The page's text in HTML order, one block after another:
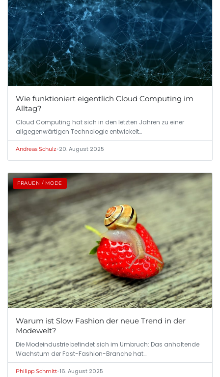
Wie funktioniert eigentlich Cloud Computing im
Alltag?
Cloud Computing hat sich in den letzten Jahren zu einer
allgegenwärtigen Technologie entwickelt…
Andreas Schulz•20. August 2025
FRAUEN / MODE
Warum ist Slow Fashion der neue Trend in der
Modewelt?
Die Modeindustrie befindet sich im Umbruch: Das anhaltende
Wachstum der Fast-Fashion-Branche hat…
Philipp Schmitt•16. August 2025